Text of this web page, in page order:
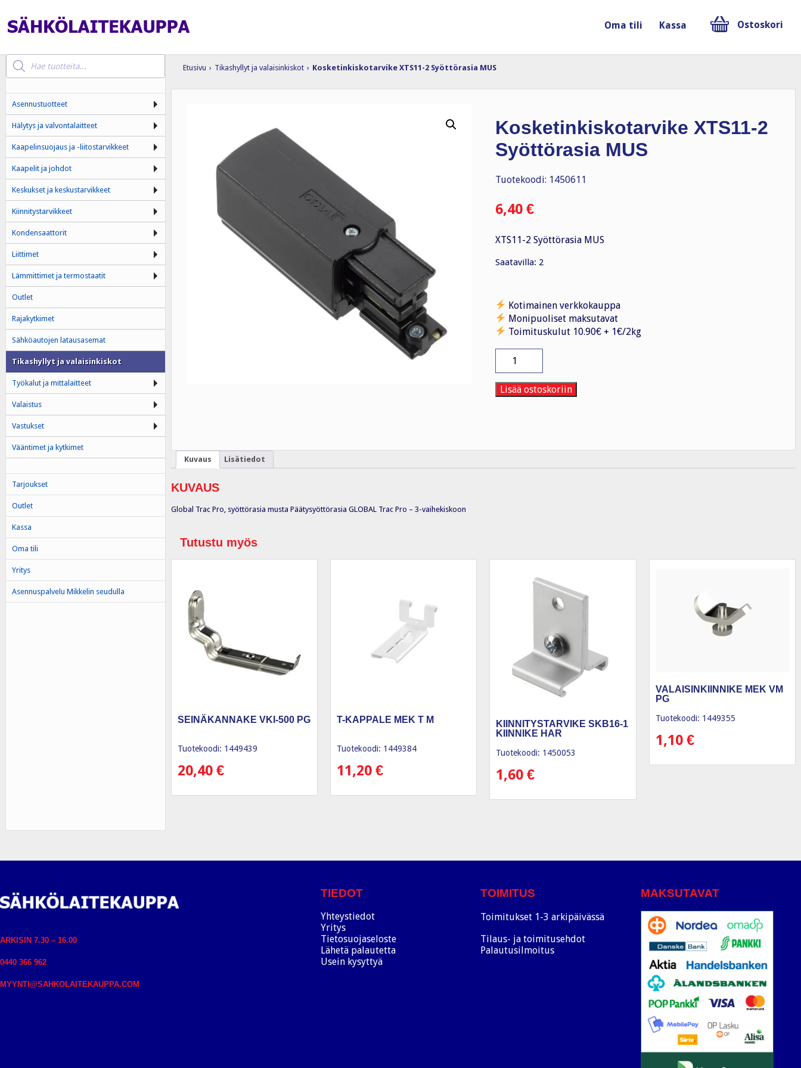
Oma tili Kassa Ostoskori
Etusivu › Tikashyllyt ja valaisinkiskot › Kosketinkiskotarvike XTS11-2 Syöttörasia MUS
Kosketinkiskotarvike XTS11-2
Syöttörasia MUS
Tuotekoodi: 1450611
6,40 €
XTS11-2 Syöttörasia MUS
Saatavilla: 2
Kotimainen verkkokauppa
Monipuoliset maksutavat
Toimituskulut 10.90€ + 1€/2kg
XTS11-
2
Syöttörasia
MUS
Lisää ostoskoriin
Kuvaus Lisätiedot
KUVAUS
Global Trac Pro, syöttörasia musta Päätysyöttörasia GLOBAL Trac Pro – 3-vaihekiskoon
Tutustu myös
SEINÄKANNAKE VKI-500 PG
Tuotekoodi: 1449439
20,40 €
T-KAPPALE MEK T M
Tuotekoodi: 1449384
11,20€
KIINNITYSTARVIKE SKB16-1
KIINNIKE HAR
Tuotekoodi: 1450053
1,60€
VALAISINKIINNIKE MEK VM
PG
Tuotekoodi: 1449355
1,10 €
Products
search
Asennustuotteet
Hälytys ja valvontalaitteet
Kaapelinsuojaus ja -liitostarvikkeet
Kaapelit ja johdot
Keskukset ja keskustarvikkeet
Kiinnitystarvikkeet
Kondensaattorit
Liittimet
Lämmittimet ja termostaatit
Outlet
Rajakytkimet
Sähköautojen latausasemat
Tikashyllyt ja valaisinkiskot
Työkalut ja mittalaitteet
Valaistus
Vastukset
Vääntimet ja kytkimet
Tarjoukset
Outlet
Kassa
Oma tili
Yritys
Asennuspalvelu Mikkelin seudulla
ARKISIN 7.30 – 16.00
0440 366 962
MYYNTI@SAHKOLAITEKAUPPA.COM
TIEDOT
Yhteystiedot
Yritys
Tietosuojaseloste
Lähetä palautetta
Usein kysyttyä
TOIMITUS
Toimitukset 1-3 arkipäivässä
Tilaus- ja toimitusehdot
Palautusilmoitus
MAKSUTAVAT